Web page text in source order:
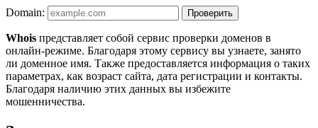
Domain:
Whois представляет собой сервис проверки доменов в
онлайн-режиме. Благодаря этому сервису вы узнаете, занято
ли доменное имя. Также предоставляется информация о таких
параметрах, как возраст сайта, дата регистрации и контакты.
Благодаря наличию этих данных вы избежите
мошенничества.